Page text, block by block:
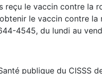
reçu le vaccin contre la
le vaccin contre la
4545, du lundi au
publique du CISSS